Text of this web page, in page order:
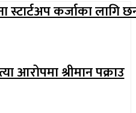
स्टार्टअप कर्जाका लागि
आरोपमा श्रीमान पक्राउ